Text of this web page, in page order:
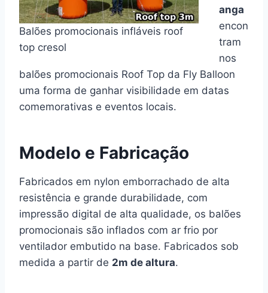
Balões promocionais infláveis roof
top cresol
anga
encon
tram
nos
balões promocionais Roof Top da Fly Balloon
uma forma de ganhar visibilidade em datas
comemorativas e eventos locais.
Modelo e Fabricação
Fabricados em nylon emborrachado de alta
resistência e grande durabilidade, com
impressão digital de alta qualidade, os balões
promocionais são inflados com ar frio por
ventilador embutido na base. Fabricados sob
medida a partir de 2m de altura.